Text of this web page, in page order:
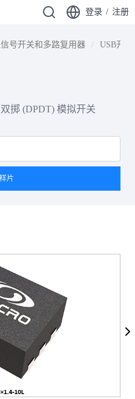
登录 / 注册
号开关和多路复用器 USB开关
掷 (DPDT) 模拟开关
片